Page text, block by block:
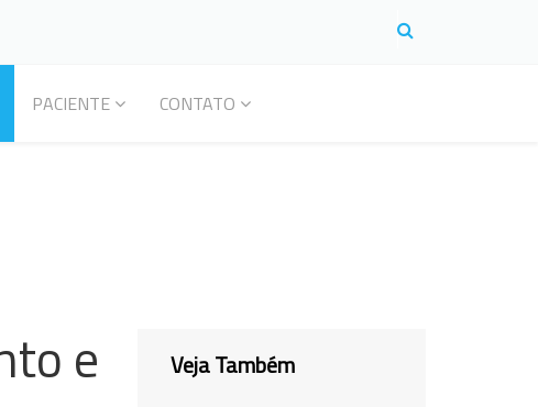
PACIENTE CONTATO
e Veja Também